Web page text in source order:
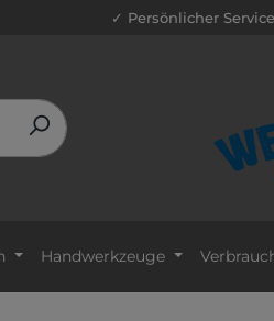
✓ Persönlicher Service
Handwerkzeuge